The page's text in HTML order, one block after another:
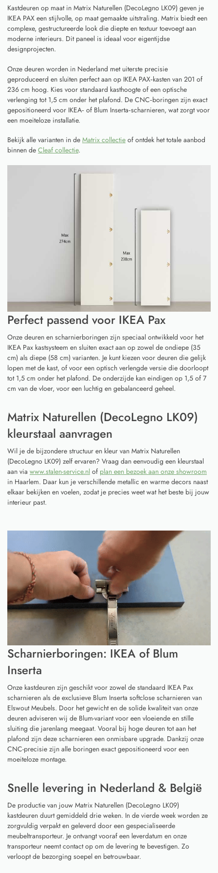
Kastdeuren op maat in Matrix Naturellen (DecoLegno LK09) geven je
IKEA PAX een stijlvolle, op maat gemaakte uitstraling. Matrix biedt een
complexe, gestructureerde look die diepte en textuur toevoegt aan
moderne interieurs. Dit paneel is ideaal voor eigentijdse
designprojecten.
Onze deuren worden in Nederland met uiterste precisie
geproduceerd en sluiten perfect aan op IKEA PAX‑kasten van 201 of
236 cm hoog. Kies voor standaard kasthoogte of een optische
verlenging tot 1,5 cm onder het plafond. De CNC‑boringen zijn exact
gepositioneerd voor IKEA‑ of Blum Inserta‑scharnieren, wat zorgt voor
een moeiteloze installatie.
Bekijk alle varianten in de Matrix collectie of ontdek het totale aanbod
binnen de Cleaf collectie.
Perfect passend voor IKEA Pax
Onze deuren en scharnierboringen zijn speciaal ontwikkeld voor het
IKEA Pax kastsysteem en sluiten exact aan op zowel de ondiepe (35
cm) als diepe (58 cm) varianten. Je kunt kiezen voor deuren die gelijk
lopen met de kast, of voor een optisch verlengde versie die doorloopt
tot 1,5 cm onder het plafond. De onderzijde kan eindigen op 1,5 of 7
cm van de vloer, voor een luchtig en gebalanceerd geheel.
Matrix Naturellen (DecoLegno LK09)
kleurstaal aanvragen
Wil je de bijzondere structuur en kleur van Matrix Naturellen
(DecoLegno LK09) zelf ervaren? Vraag dan eenvoudig een kleurstaal
aan via www.stalen-service.nl of plan een bezoek aan onze showroom
in Haarlem. Daar kun je verschillende metallic en warme decors naast
elkaar bekijken en voelen, zodat je precies weet wat het beste bij jouw
interieur past.
Scharnierboringen: IKEA of Blum
Inserta
Onze kastdeuren zijn geschikt voor zowel de standaard IKEA Pax
scharnieren als de exclusieve Blum Inserta softclose scharnieren van
Elswout Meubels. Door het gewicht en de solide kwaliteit van onze
deuren adviseren wij de Blum-variant voor een vloeiende en stille
sluiting die jarenlang meegaat. Vooral bij hoge deuren tot aan het
plafond zijn deze scharnieren een onmisbare upgrade. Dankzij onze
CNC-precisie zijn alle boringen exact gepositioneerd voor een
moeiteloze montage.
Snelle levering in Nederland & België
De productie van jouw Matrix Naturellen (DecoLegno LK09)
kastdeuren duurt gemiddeld drie weken. In de vierde week worden ze
zorgvuldig verpakt en geleverd door een gespecialiseerde
meubeltransporteur. Je ontvangt vooraf een leverdatum en onze
transporteur neemt contact op om de levering te bevestigen. Zo
verloopt de bezorging soepel en betrouwbaar.